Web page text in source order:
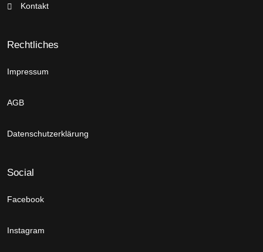
Kontakt
Rechtliches
Impressum
AGB
Datenschutzerklärung
Social
Facebook
Instagram